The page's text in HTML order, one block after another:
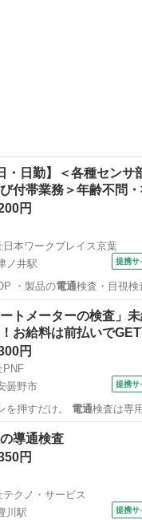
・日勤】＜各種センサ
付帯業務＞年齢不問
円
日本ワークプレイス京葉
ノ井駅
提携サ
・製品の電通検査・目視検査
駅 仕分け
ートメーターの検査」
お給料は前払いで
円
PNF
曇野市
提携サ
を押すだけ。 電通検査は専
場
導通検査
円
テクノ・サービス
川駅
提携サ